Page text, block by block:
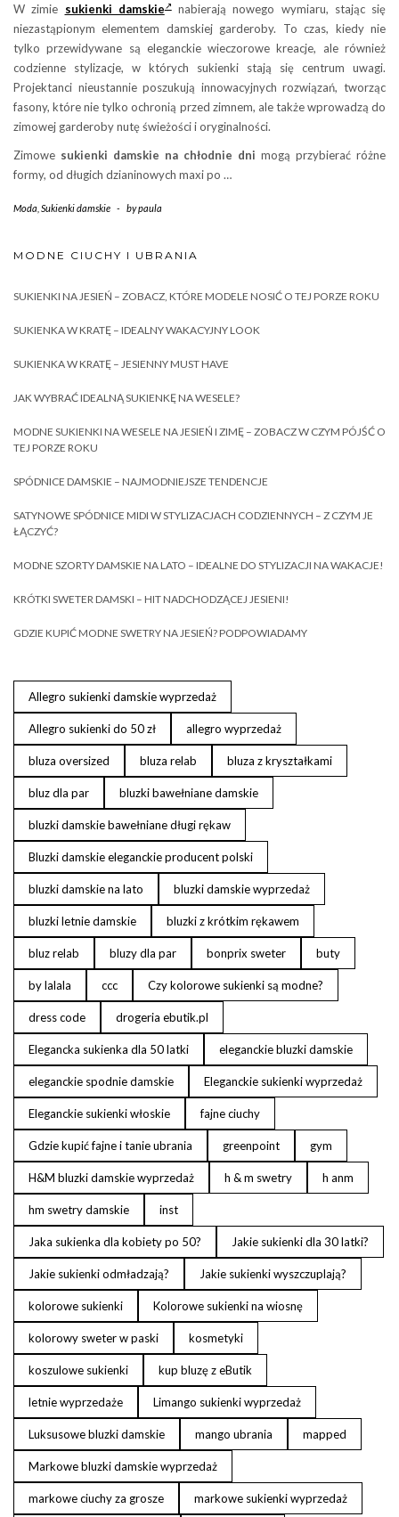
W zimie sukienki damskie nabierają nowego wymiaru, stając się
niezastąpionym elementem damskiej garderoby. To czas, kiedy nie
tylko przewidywane są eleganckie wieczorowe kreacje, ale również
codzienne stylizacje, w których sukienki stają się centrum uwagi.
Projektanci nieustannie poszukują innowacyjnych rozwiązań, tworząc
fasony, które nie tylko ochronią przed zimnem, ale także wprowadzą do
zimowej garderoby nutę świeżości i oryginalności.
Zimowe sukienki damskie na chłodnie dni mogą przybierać różne
formy, od długich dzianinowych maxi po …
Moda Sukienki damskie - bypaula
MODNE CIUCHY I UBRANIA
SUKIENKI NA JESIEŃ – ZOBACZ, KTÓRE MODELE NOSIĆ O TEJ PORZE ROKU
SUKIENKA W KRATĘ – IDEALNY WAKACYJNY LOOK
SUKIENKA W KRATĘ – JESIENNY MUST HAVE
JAK WYBRAĆ IDEALNĄ SUKIENKĘ NA WESELE?
MODNE SUKIENKI NA WESELE NA JESIEŃ I ZIMĘ – ZOBACZ W CZYM PÓJŚĆ O
TEJ PORZE ROKU
SPÓDNICE DAMSKIE – NAJMODNIEJSZE TENDENCJE
SATYNOWE SPÓDNICE MIDI W STYLIZACJACH CODZIENNYCH – Z CZYM JE
ŁĄCZYĆ?
MODNE SZORTY DAMSKIE NA LATO – IDEALNE DO STYLIZACJI NA WAKACJE!
KRÓTKI SWETER DAMSKI – HIT NADCHODZĄCEJ JESIENI!
GDZIE KUPIĆ MODNE SWETRY NA JESIEŃ? PODPOWIADAMY
Allegro sukienki damskie wyprzedaż
Allegro sukienki do 50 zł allegro wyprzedaż
bluza oversized bluza relab bluza z kryształkami
bluz dla par bluzki bawełniane damskie
bluzki damskie bawełniane długi rękaw
Bluzki damskie eleganckie producent polski
bluzki damskie na lato bluzki damskie wyprzedaż
bluzki letnie damskie bluzki z krótkim rękawem
bluz relab bluzy dla par bonprix sweter buty
by lalala ccc Czy kolorowe sukienki są modne?
dress code drogeria ebutik.pl
Elegancka sukienka dla 50 latki eleganckie bluzki damskie
eleganckie spodnie damskie Eleganckie sukienki wyprzedaż
Eleganckie sukienki włoskie fajne ciuchy
Gdzie kupić fajne i tanie ubrania greenpoint gym
H&M bluzki damskie wyprzedaż h & m swetry h anm
hm swetry damskie inst
Jaka sukienka dla kobiety po 50? Jakie sukienki dla 30 latki?
Jakie sukienki odmładzają? Jakie sukienki wyszczuplają?
kolorowe sukienki Kolorowe sukienki na wiosnę
kolorowy sweter w paski kosmetyki
koszulowe sukienki kup bluzę z eButik
letnie wyprzedaże Limango sukienki wyprzedaż
Luksusowe bluzki damskie mango ubrania mapped
Markowe bluzki damskie wyprzedaż
markowe ciuchy za grosze markowe sukienki wyprzedaż